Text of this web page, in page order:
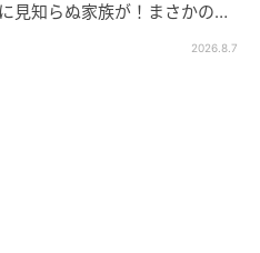
のは今日だけだから…と、
見知らぬ家族が！まさかの真
2026.8.7